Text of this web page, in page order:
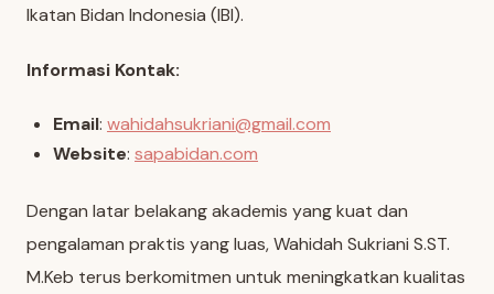
Ikatan Bidan Indonesia (IBI).
Informasi Kontak:
Email: wahidahsukriani@gmail.com
Website: sapabidan.com
Dengan latar belakang akademis yang kuat dan
pengalaman praktis yang luas, Wahidah Sukriani S.ST.
M.Keb terus berkomitmen untuk meningkatkan kualitas